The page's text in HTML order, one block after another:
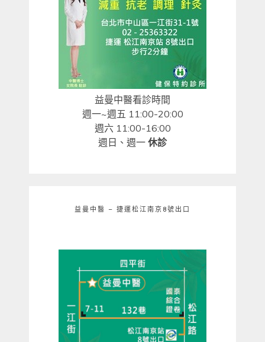
益曼中醫看診時間
週一~週五 11:00-20:00
週六 11:00-16:00
週日、週一 休診
益曼中醫 – 捷運松江南京8號出口